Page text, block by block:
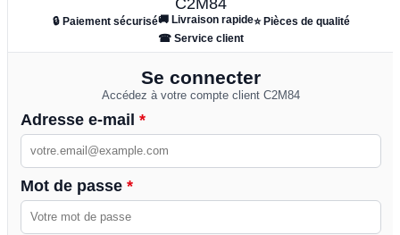
🔒 Paiement sécurisé🚚 Livraison rapide⭐ Pièces de qualité
☎ Service client
Se connecter
Accédez à votre compte client C2M84
Adresse e-mail *
Mot de passe *